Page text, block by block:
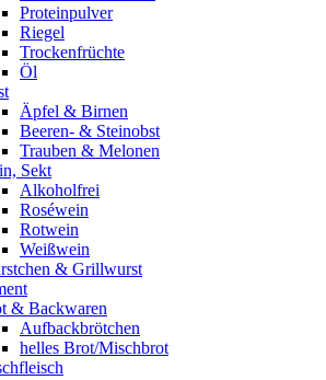
Proteinpulver
Riegel
Trockenfrüchte
Öl
Äpfel & Birnen
Beeren- & Steinobst
Trauben & Melonen
Sekt
Alkoholfrei
Roséwein
Rotwein
Weißwein
& Grillwurst
& Backwaren
Aufbackbrötchen
helles Brot/Mischbrot